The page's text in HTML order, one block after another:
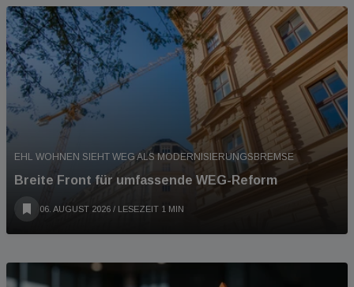
EHL WOHNEN SIEHT WEG ALS MODERNISIERUNGSBREMSE
Breite Front für umfassende WEG-Reform
06. AUGUST 2026 / LESEZEIT 1 MIN